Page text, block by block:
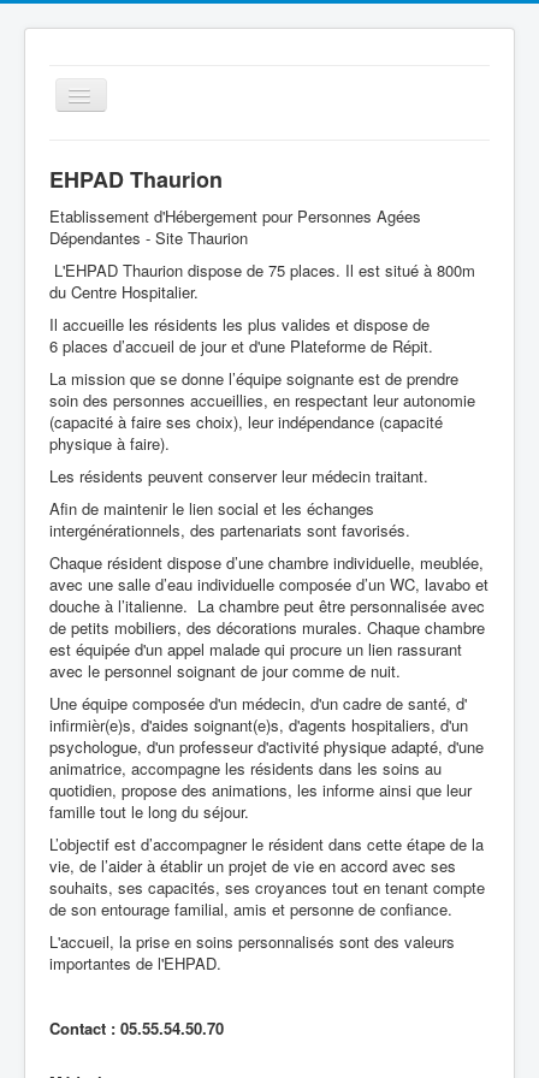
Basculer
la
Le Centre Hospitalier
Espace Patient
Les services
Qualité
Offres d'emplois
Cellule Ville Hôpital
Santé Publique
EHPAD Thaurion
Etablissement d'Hébergement pour Personnes Agées
Dépendantes - Site Thaurion
L'EHPAD Thaurion dispose de 75 places. Il est situé à 800m
du Centre Hospitalier.
Il accueille les résidents les plus valides et dispose de
6 places d’accueil de jour et d'une Plateforme de Répit.
La mission que se donne l’équipe soignante est de prendre
soin des personnes accueillies, en respectant leur autonomie
(capacité à faire ses choix), leur indépendance (capacité
physique à faire).
Les résidents peuvent conserver leur médecin traitant.
Afin de maintenir le lien social et les échanges
intergénérationnels, des partenariats sont favorisés.
Chaque résident dispose d’une chambre individuelle, meublée,
avec une salle d’eau individuelle composée d’un WC, lavabo et
douche à l’italienne. La chambre peut être personnalisée avec
de petits mobiliers, des décorations murales. Chaque chambre
est équipée d'un appel malade qui procure un lien rassurant
avec le personnel soignant de jour comme de nuit.
Une équipe composée d'un médecin, d'un cadre de santé, d'
infirmièr(e)s, d'aides soignant(e)s, d'agents hospitaliers, d'un
psychologue, d'un professeur d'activité physique adapté, d'une
animatrice, accompagne les résidents dans les soins au
quotidien, propose des animations, les informe ainsi que leur
famille tout le long du séjour.
L’objectif est d’accompagner le résident dans cette étape de la
vie, de l’aider à établir un projet de vie en accord avec ses
souhaits, ses capacités, ses croyances tout en tenant compte
de son entourage familial, amis et personne de confiance.
L'accueil, la prise en soins personnalisés sont des valeurs
importantes de l'EHPAD.
Contact : 05.55.54.50.70